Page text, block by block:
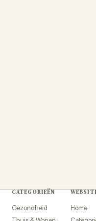
CATEGORIEËN
Gezondheid
Home